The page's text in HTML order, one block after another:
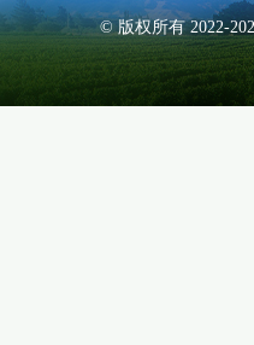
© 版权所有 2022-